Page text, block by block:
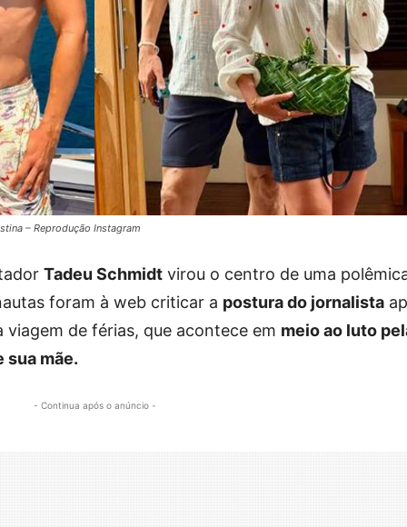
– Reprodução Instagram
Tadeu Schmidt virou o centro de uma
foram à web criticar a postura do jornalista
de férias, que acontece em meio ao luto
sua mãe.
- Continua após o anúncio -